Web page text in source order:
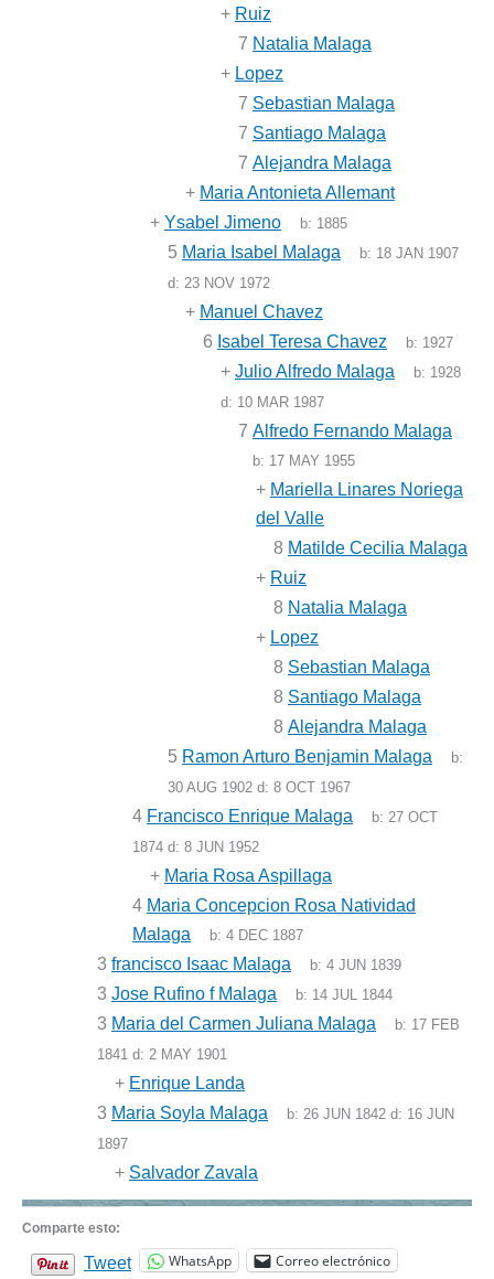
+ Ruiz
7 Natalia Malaga
+ Lopez
7 Sebastian Malaga
7 Santiago Malaga
7 Alejandra Malaga
+ Maria Antonieta Allemant
+ Ysabel Jimeno b: 1885
5 Maria Isabel Malaga b: 18 JAN 1907
d: 23 NOV 1972
+ Manuel Chavez
6 Isabel Teresa Chavez b: 1927
+ Julio Alfredo Malaga b: 1928
d: 10 MAR 1987
7 Alfredo Fernando Malaga
b: 17 MAY 1955
+ Mariella Linares Noriega
del Valle
8 Matilde Cecilia Malaga
+ Ruiz
8 Natalia Malaga
+ Lopez
8 Sebastian Malaga
8 Santiago Malaga
8 Alejandra Malaga
5 Ramon Arturo Benjamin Malaga
b:
30 AUG 1902 d: 8 OCT 1967
4 Francisco Enrique Malaga b:27 OCT
1874 d: 8 JUN 1952
+ Maria Rosa Aspillaga
4 Maria Concepcion Rosa Natividad
Malaga
b:4 DEC 1887
3 francisco Isaac Malaga b:4 JUN 1839
3 Jose Rufino f Malaga b: 14 JUL 1844
3 Maria del Carmen Juliana Malaga b: 17 FEB
1841 d: 2 MAY 1901
+ Enrique Landa
3 Maria Soyla Malaga b:26 JUN 1842 d: 16 JUN
1897
+ Salvador Zavala
Comparte esto:
Tweet WhatsApp Correo electrónico